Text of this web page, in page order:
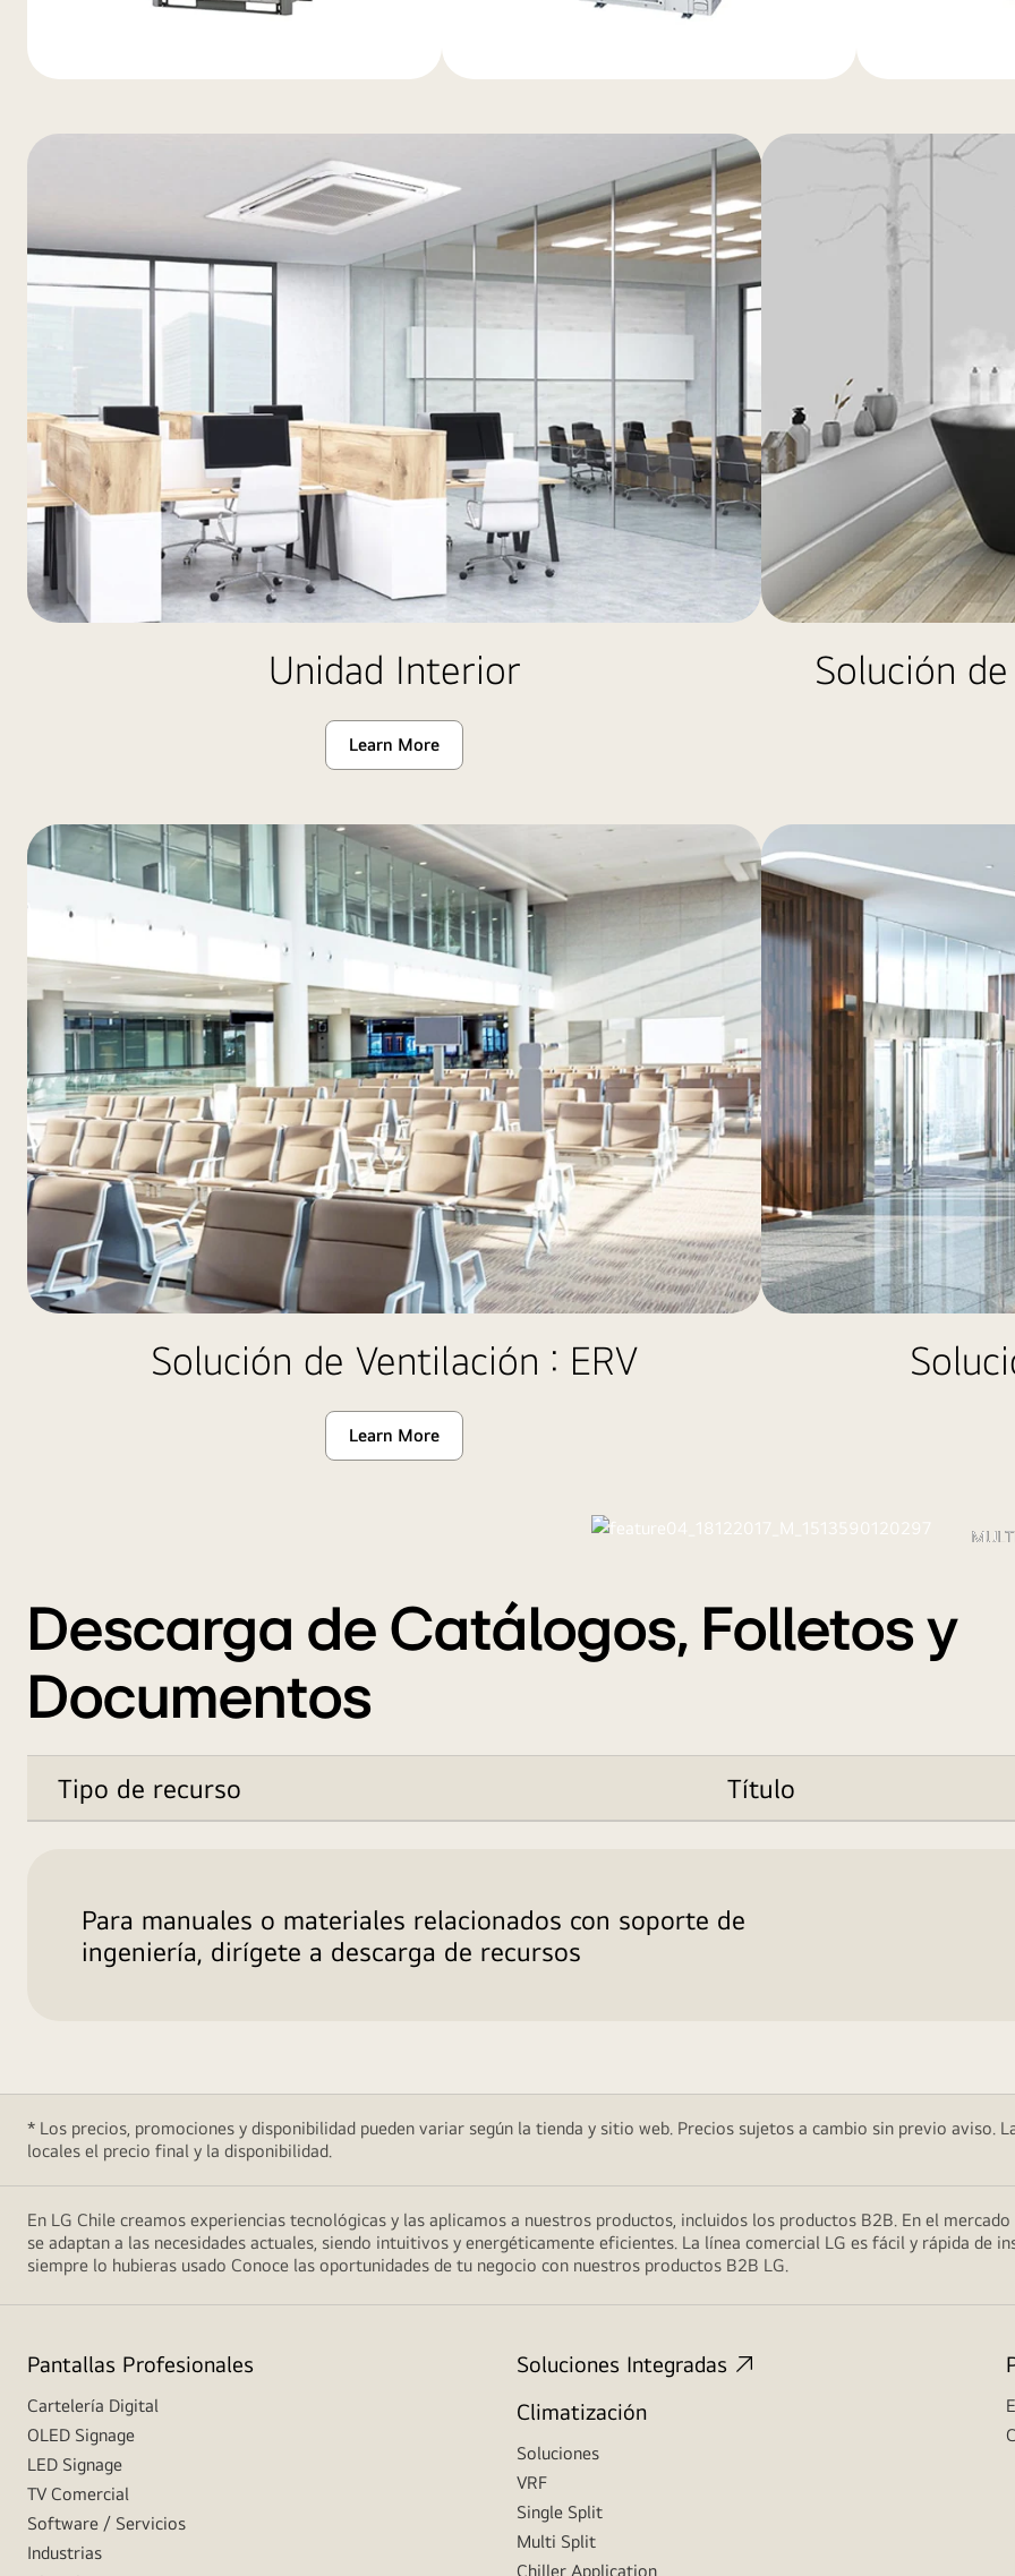
Unidad Interior
Learn More
Solución
Solución de Ventilación : ERV
Learn More
ofrecen
Descarga de Catálogos, Folletos y
Documentos
Tipo de recurso Título
Para manuales o materiales relacionados con soporte de
ingeniería, dirígete a descarga de recursos
* Los precios, promociones y disponibilidad pueden variar según la tienda y sitio web. Precios sujetos a cambio sin previo aviso.
locales el precio final y la disponibilidad.
En LG Chile creamos experiencias tecnológicas y las aplicamos a nuestros productos, incluidos los productos B2B. En el
se adaptan a las necesidades actuales, siendo intuitivos y energéticamente eficientes. La línea comercial LG es fácil y rápida
siempre lo hubieras usado Conoce las oportunidades de tu negocio con nuestros productos B2B LG.
Pantallas Profesionales
Cartelería Digital
OLED Signage
LED Signage
TV Comercial
Software / Servicios
Industrias
Soluciones Integradas
Climatización
Soluciones
VRF
Single Split
Multi Split
Chiller Application